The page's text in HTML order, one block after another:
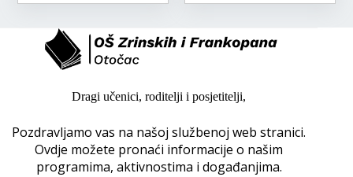
Dragi učenici, roditelji i posjetitelji,
Pozdravljamo vas na našoj službenoj web stranici.
Ovdje možete pronaći informacije o našim
programima, aktivnostima i događanjima.